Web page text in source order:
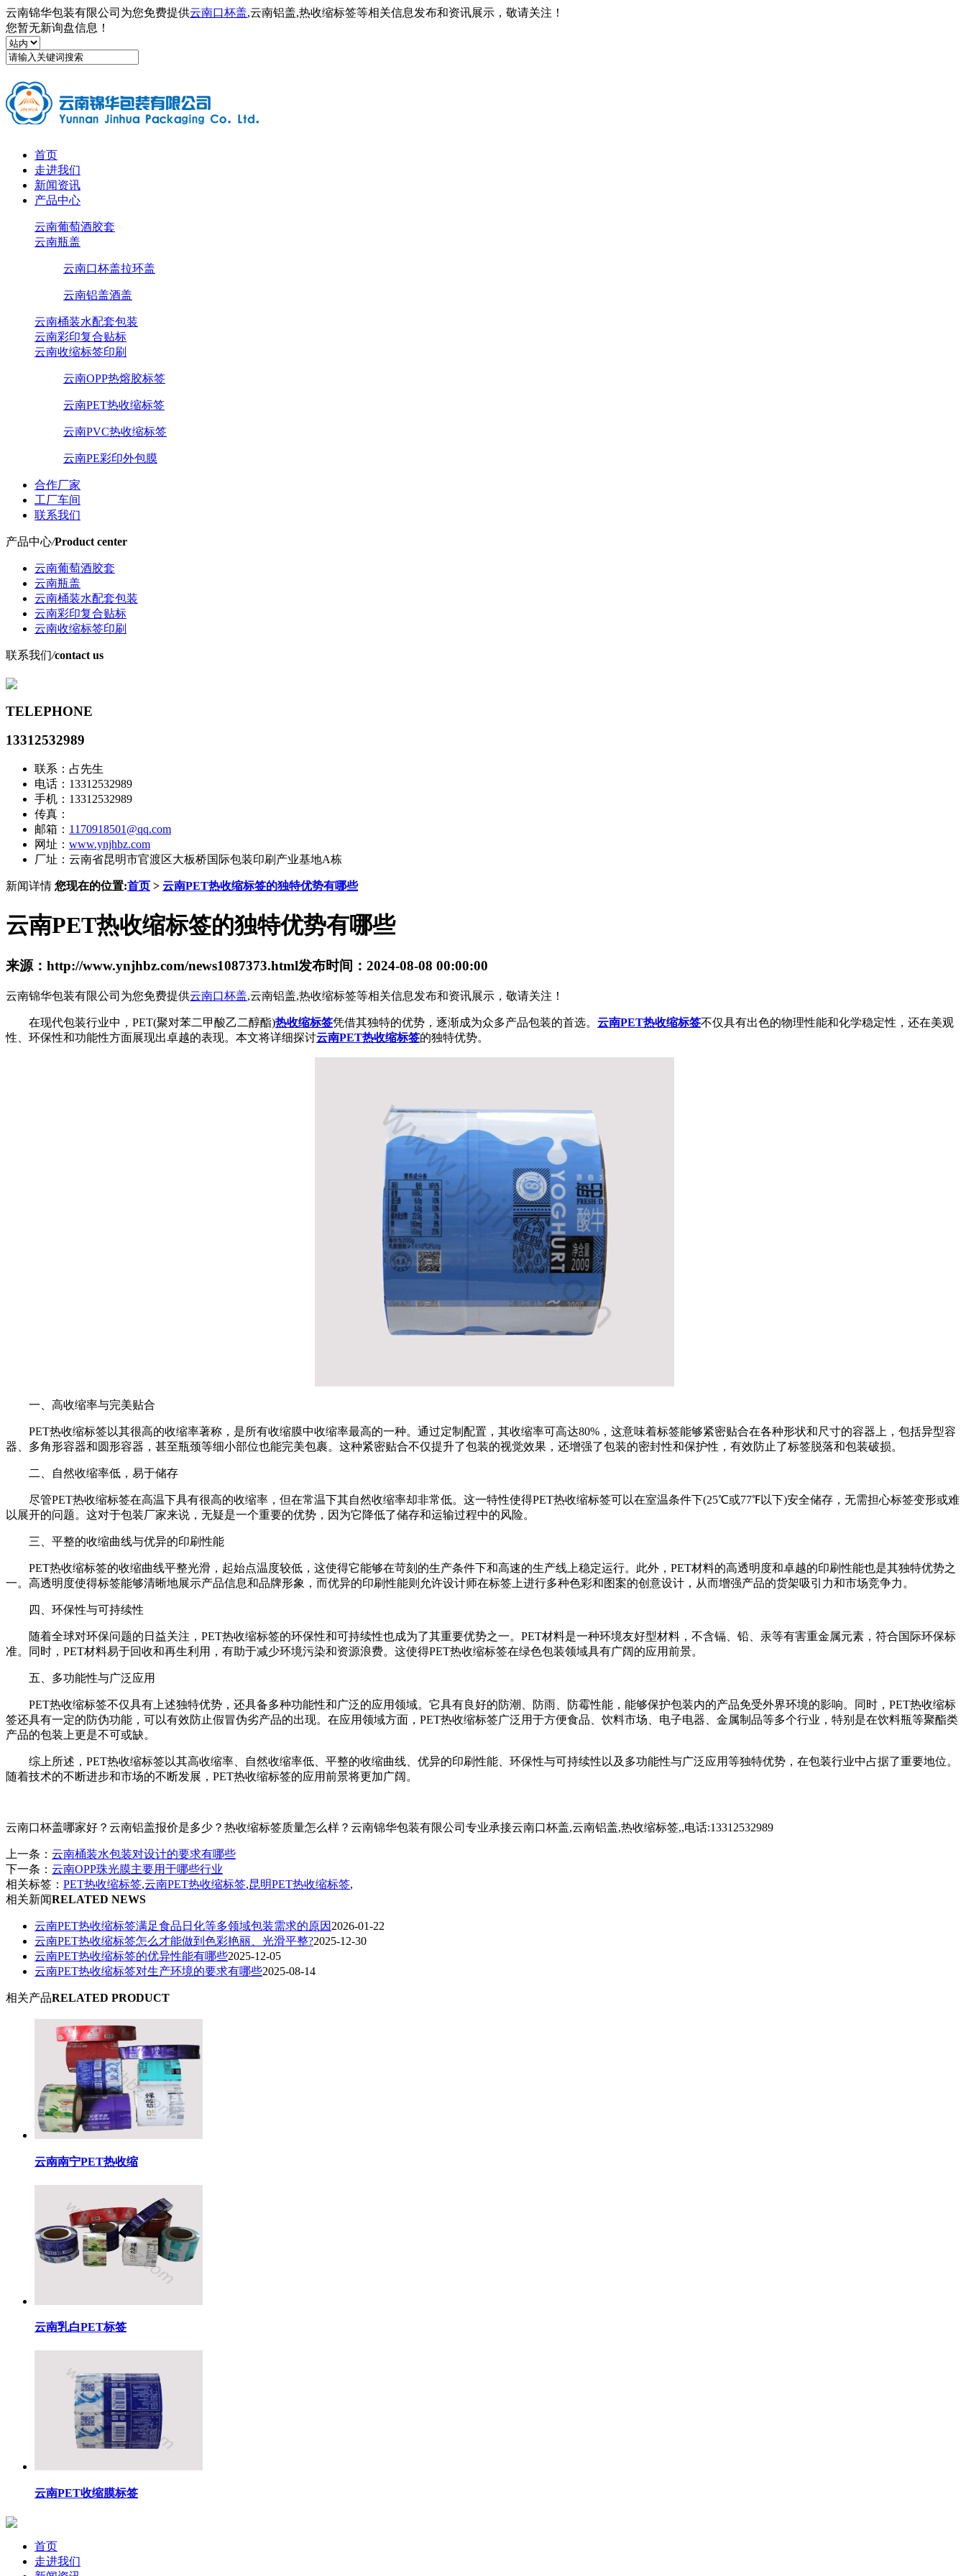
云南锦华包装有限公司为您免费提供云南口杯盖,云南铝盖,热收缩标签等相关信息发布和资讯展示，敬请关注！
您暂无新询盘信息！
首页
走进我们
新闻资讯
产品中心
云南葡萄酒胶套
云南瓶盖
云南口杯盖拉环盖
云南铝盖酒盖
云南桶装水配套包装
云南彩印复合贴标
云南收缩标签印刷
云南OPP热熔胶标签
云南PET热收缩标签
云南PVC热收缩标签
云南PE彩印外包膜
合作厂家
工厂车间
联系我们
产品中心/Product center
云南葡萄酒胶套
云南瓶盖
云南桶装水配套包装
云南彩印复合贴标
云南收缩标签印刷
联系我们/contact us
TELEPHONE
13312532989
联系：占先生
电话：13312532989
手机：13312532989
传真：
邮箱： 1170918501@qq.com
网址： www.ynjhbz.com
厂址：云南省昆明市官渡区大板桥国际包装印刷产业基地A栋
新闻详情 您现在的位置:首页 > 云南PET热收缩标签的独特优势有哪些
云南PET热收缩标签的独特优势有哪些
来源：http://www.ynjhbz.com/news1087373.html发布时间：2024-08-08 00:00:00
云南锦华包装有限公司为您免费提供云南口杯盖,云南铝盖,热收缩标签等相关信息发布和资讯展示，敬请关注！
在现代包装行业中，PET(聚对苯二甲酸乙二醇酯)热收缩标签凭借其独特的优势，逐渐成为众多产品包装的首选。 云南PET热收缩标签不仅具有出色的物理性能和化学稳定性，还在美观
性、环保性和功能性方面展现出卓越的表现。本文将详细探讨云南PET热收缩标签的独特优势。
一、高收缩率与完美贴合
PET热收缩标签以其很高的收缩率著称，是所有收缩膜中收缩率最高的一种。通过定制配置，其收缩率可高达80%，这意味着标签能够紧密贴合在各种形状和尺寸的容器上，包括异型容
器、多角形容器和圆形容器，甚至瓶颈等细小部位也能完美包裹。这种紧密贴合不仅提升了包装的视觉效果，还增强了包装的密封性和保护性，有效防止了标签脱落和包装破损。
二、自然收缩率低，易于储存
尽管PET热收缩标签在高温下具有很高的收缩率，但在常温下其自然收缩率却非常低。这一特性使得PET热收缩标签可以在室温条件下(25℃或77℉以下)安全储存，无需担心标签变形或难
以展开的问题。这对于包装厂家来说，无疑是一个重要的优势，因为它降低了储存和运输过程中的风险。
三、平整的收缩曲线与优异的印刷性能
PET热收缩标签的收缩曲线平整光滑，起始点温度较低，这使得它能够在苛刻的生产条件下和高速的生产线上稳定运行。此外，PET材料的高透明度和卓越的印刷性能也是其独特优势之
一。高透明度使得标签能够清晰地展示产品信息和品牌形象，而优异的印刷性能则允许设计师在标签上进行多种色彩和图案的创意设计，从而增强产品的货架吸引力和市场竞争力。
四、环保性与可持续性
随着全球对环保问题的日益关注，PET热收缩标签的环保性和可持续性也成为了其重要优势之一。PET材料是一种环境友好型材料，不含镉、铅、汞等有害重金属元素，符合国际环保标
准。同时，PET材料易于回收和再生利用，有助于减少环境污染和资源浪费。这使得PET热收缩标签在绿色包装领域具有广阔的应用前景。
五、多功能性与广泛应用
PET热收缩标签不仅具有上述独特优势，还具备多种功能性和广泛的应用领域。它具有良好的防潮、防雨、防霉性能，能够保护包装内的产品免受外界环境的影响。同时，PET热收缩标
签还具有一定的防伪功能，可以有效防止假冒伪劣产品的出现。在应用领域方面，PET热收缩标签广泛用于方便食品、饮料市场、电子电器、金属制品等多个行业，特别是在饮料瓶等聚酯类
产品的包装上更是不可或缺。
综上所述，PET热收缩标签以其高收缩率、自然收缩率低、平整的收缩曲线、优异的印刷性能、环保性与可持续性以及多功能性与广泛应用等独特优势，在包装行业中占据了重要地位。
随着技术的不断进步和市场的不断发展，PET热收缩标签的应用前景将更加广阔。
云南口杯盖哪家好？云南铝盖报价是多少？热收缩标签质量怎么样？云南锦华包装有限公司专业承接云南口杯盖,云南铝盖,热收缩标签,,电话:13312532989
上一条： 云南桶装水包装对设计的要求有哪些
下一条： 云南OPP珠光膜主要用于哪些行业
相关标签： PET热收缩标签,云南PET热收缩标签,昆明PET热收缩标签,
相关新闻RELATED NEWS
云南PET热收缩标签满足食品日化等多领域包装需求的原因 2026-01-22
云南PET热收缩标签怎么才能做到色彩艳丽、光滑平整?2025-12-30
云南PET热收缩标签的优异性能有哪些2025-12-05
云南PET热收缩标签对生产环境的要求有哪些2025-08-14
相关产品RELATED PRODUCT
云南南宁PET热收缩
云南乳白PET标签
云南PET收缩膜标签
首页
走进我们